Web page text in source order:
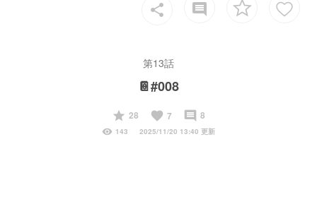
share insert_comment
第13話
📔#008
start
28 favorite 7 insert_comment 8
visibility 143 2025/11/20 13:40 更新